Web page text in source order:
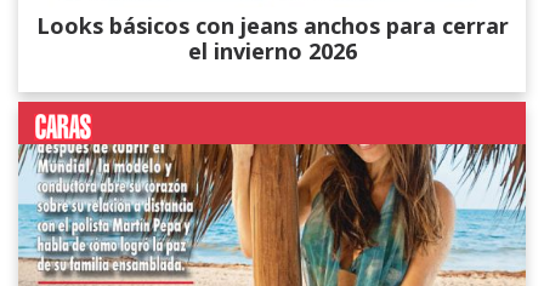
Looks básicos con jeans anchos para cerrar
el invierno 2026